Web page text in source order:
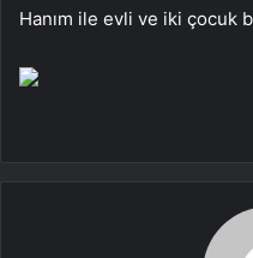
Hanım ile evli ve iki çocuk